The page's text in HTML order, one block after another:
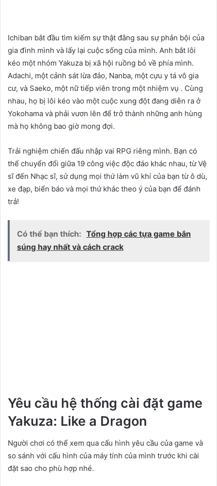
Ichiban bắt đầu tìm kiếm sự thật đằng sau sự phản bội của
gia đình mình và lấy lại cuộc sống của mình. Anh bắt lôi
kéo một nhóm Yakuza bị xã hội ruồng bỏ về phía mình.
Adachi, một cảnh sát lừa đảo, Nanba, một cựu y tá vô gia
cư, và Saeko, một nữ tiếp viên trong một nhiệm vụ . Cùng
nhau, họ bị lôi kéo vào một cuộc xung đột đang diễn ra ở
Yokohama và phải vươn lên để trở thành những anh hùng
mà họ không bao giờ mong đợi.
Trải nghiệm chiến đấu nhập vai RPG riêng mình. Bạn có
thể chuyển đổi giữa 19 công việc độc đáo khác nhau, từ Vệ
sĩ đến Nhạc sĩ, sử dụng mọi thứ làm vũ khí của bạn từ ô dù,
xe đạp, biển báo và mọi thứ khác theo ý của bạn để đánh
trả!
Có thể bạn thích: Tổng hợp các tựa game bắn
súng hay nhất và cách crack
Yêu cầu hệ thống cài đặt game
Yakuza: Like a Dragon
Người chơi có thể xem qua cấu hình yêu cầu của game và
so sánh với cấu hình của máy tính của mình trước khi cài
đặt sao cho phù hợp nhé.